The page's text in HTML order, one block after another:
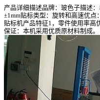
产品详细描述品牌：玻色子描述
±1mm贴标类型：旋转和高速优
贴标机产品特征1，零件使用率高
保证：本机采用优质原材料制成